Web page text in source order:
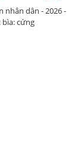
nhân dân - 2026 -
bìa: cứng